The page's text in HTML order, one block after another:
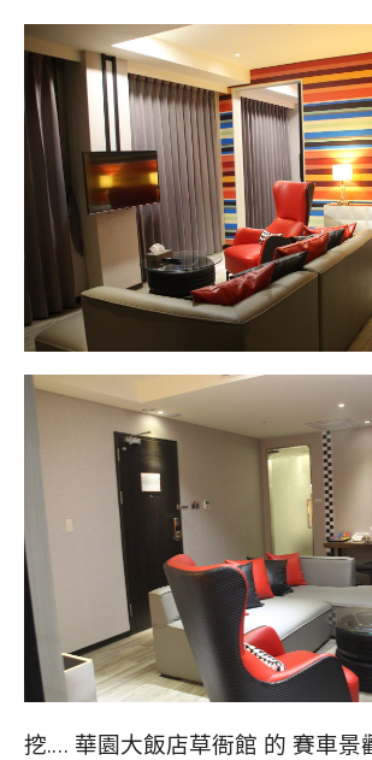
挖.… 華園大飯店草衙館 的 賽車景